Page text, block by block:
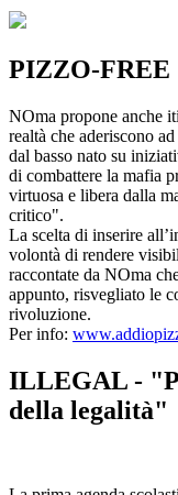
PIZZO-FREE
NOma propone anche
realtà che aderiscono
dal basso nato su
di combattere la mafia
virtuosa e libera dalla
critico".
La scelta di inserire
volontà di rendere
raccontate da NOma
appunto, risvegliato le
rivoluzione.
Per info:
ILLEGAL -
della legalità"